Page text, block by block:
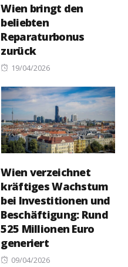
Wien bringt den
beliebten
Reparaturbonus
zurück
Posted
19/04/2026
Wien verzeichnet
kräftiges Wachstum
bei Investitionen und
Beschäftigung: Rund
525 Millionen Euro
generiert
Posted
09/04/2026